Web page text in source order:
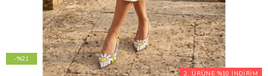
2. ÜRÜNE %10 İNDİRİM
-%21